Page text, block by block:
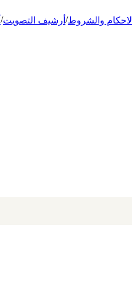
الاحكام والشروط/ أرشيف التصويت/